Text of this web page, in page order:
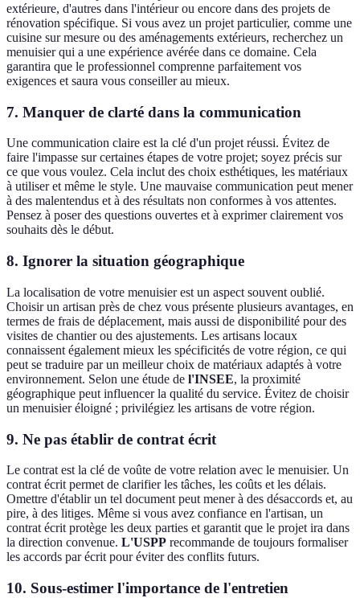
extérieure, d'autres dans l'intérieur ou encore dans des projets de
rénovation spécifique. Si vous avez un projet particulier, comme une
cuisine sur mesure ou des aménagements extérieurs, recherchez un
menuisier qui a une expérience avérée dans ce domaine. Cela
garantira que le professionnel comprenne parfaitement vos
exigences et saura vous conseiller au mieux.
7. Manquer de clarté dans la communication
Une communication claire est la clé d'un projet réussi. Évitez de
faire l'impasse sur certaines étapes de votre projet; soyez précis sur
ce que vous voulez. Cela inclut des choix esthétiques, les matériaux
à utiliser et même le style. Une mauvaise communication peut mener
à des malentendus et à des résultats non conformes à vos attentes.
Pensez à poser des questions ouvertes et à exprimer clairement vos
souhaits dès le début.
8. Ignorer la situation géographique
La localisation de votre menuisier est un aspect souvent oublié.
Choisir un artisan près de chez vous présente plusieurs avantages, en
termes de frais de déplacement, mais aussi de disponibilité pour des
visites de chantier ou des ajustements. Les artisans locaux
connaissent également mieux les spécificités de votre région, ce qui
peut se traduire par un meilleur choix de matériaux adaptés à votre
environnement. Selon une étude de l'INSEE, la proximité
géographique peut influencer la qualité du service. Évitez de choisir
un menuisier éloigné ; privilégiez les artisans de votre région.
9. Ne pas établir de contrat écrit
Le contrat est la clé de voûte de votre relation avec le menuisier. Un
contrat écrit permet de clarifier les tâches, les coûts et les délais.
Omettre d'établir un tel document peut mener à des désaccords et, au
pire, à des litiges. Même si vous avez confiance en l'artisan, un
contrat écrit protège les deux parties et garantit que le projet ira dans
la direction convenue. L'USPP recommande de toujours formaliser
les accords par écrit pour éviter des conflits futurs.
10. Sous-estimer l'importance de l'entretien